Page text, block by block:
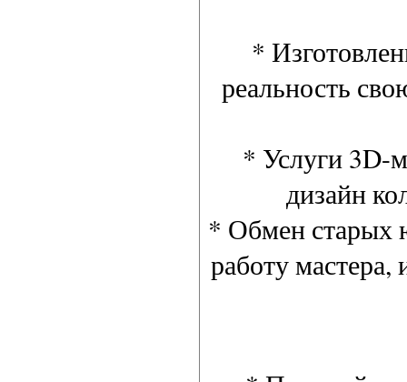
*
реальность
* Услуги 3D-
дизайн
* Обмен старых
работу мастера,